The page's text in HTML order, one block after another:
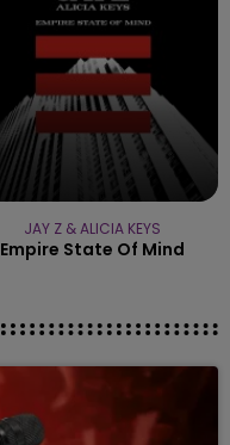
JAY Z & ALICIA KEYS
Empire State Of Mind